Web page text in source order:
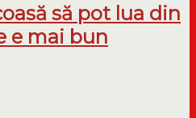
să pot lua din
e mai bun